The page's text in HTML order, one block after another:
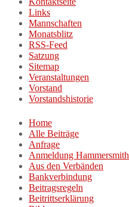
Links
Mannschaften
Monatsblitz
RSS-Feed
Satzung
Sitemap
Veranstaltungen
Vorstand
Vorstandshistorie
Home
Alle Beiträge
Anfrage
Anmeldung Hammersmith
Aus den Verbänden
Bankverbindung
Beitragsregeln
Beitrittserklärung